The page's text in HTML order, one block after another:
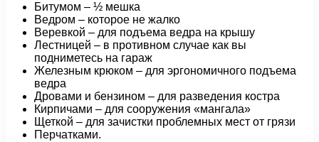
Битумом – ½ мешка
Ведром – которое не жалко
Веревкой – для подъема ведра на крышу
Лестницей – в противном случае как вы
подниметесь на гараж
Железным крюком – для эргономичного подъема
ведра
Дровами и бензином – для разведения костра
Кирпичами – для сооружения «мангала»
Щеткой – для зачистки проблемных мест от грязи
Перчатками.